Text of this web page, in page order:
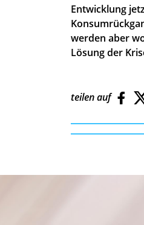
Entwicklung
werden aber
Lösung der
teilen auf